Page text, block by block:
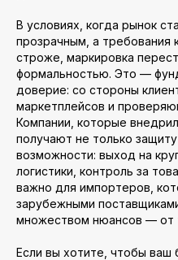
В условиях, когда рынок
прозрачным, а требования
строже, маркировка
формальностью. Это —
доверие: со стороны
маркетплейсов и
Компании, которые
получают не только
возможности: выход на
логистики, контроль за
важно для импортеров,
зарубежными
множеством нюансов — от
Если вы хотите, чтобы ваш